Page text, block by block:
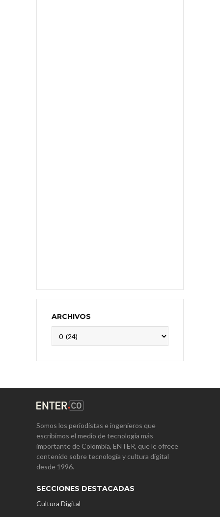
ARCHIVOS
Somos los periodistas e ingenieros que
escribimos el medio de tecnología más
importante de Colombia, ENTER, que le ofrece
contenido sobre tecnología y cultura digital
desde 1996.
SECCIONES DESTACADAS
Cultura Digital